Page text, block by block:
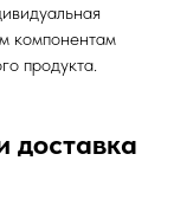
компонентам
продукта.
доставка